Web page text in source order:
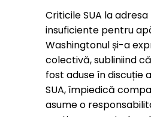
Criticile SUA la
insuficiente pentru
Washingtonul și-a
colectivă, subliniind
fost aduse în discuție
SUA, împiedică
asume o